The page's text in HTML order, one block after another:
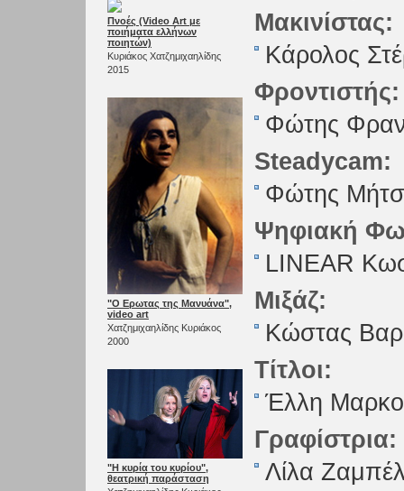
Πνοές (Video Αrt με
ποιήματα ελλήνων
ποιητών)
Κυριάκος Χατζημιχαηλίδης
2015
"Ο Ερωτας της Μανυάνα",
video art
Χατζημιχαηλίδης Κυριάκος
2000
"Η κυρία του κυρίου",
θεατρική παράσταση
Μακινίστας:
Κάρολος
Φροντιστής:
Φώτης
Steadycam:
Φώτης
Ψηφιακή
LINEAR
Μιξάζ:
Κώστας
Τίτλοι:
Έλλη
Γραφίστρια:
Λίλα